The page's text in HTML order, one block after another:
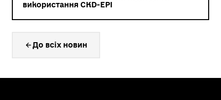
використання CKD-EPI
До всіх новин